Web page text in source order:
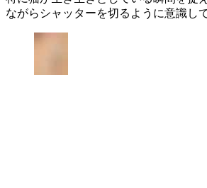
ながらシャッターを切るように意識し